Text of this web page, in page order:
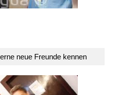
neue Freunde kennen